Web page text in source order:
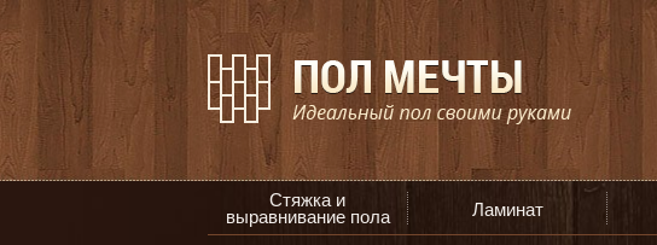
Стяжка и
выравнивание пола
Ламинат